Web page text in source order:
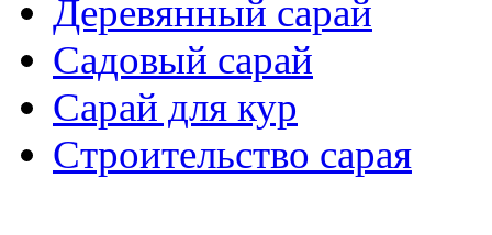
Деревянный сарай
Садовый сарай
Сарай для кур
Cтроительство сарая